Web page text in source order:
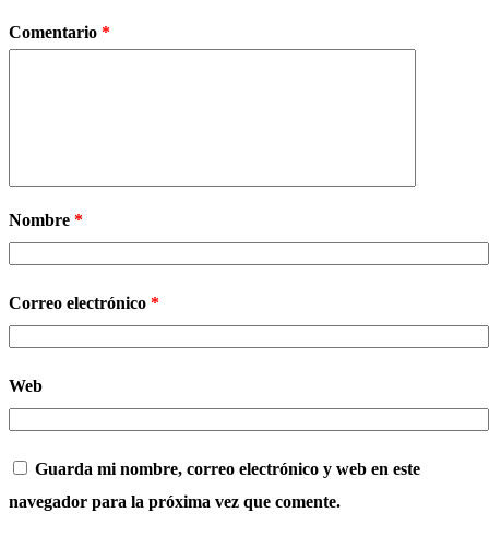
Comentario *
Nombre *
Correo electrónico *
Web
Guarda mi nombre, correo electrónico y web en este
navegador para la próxima vez que comente.